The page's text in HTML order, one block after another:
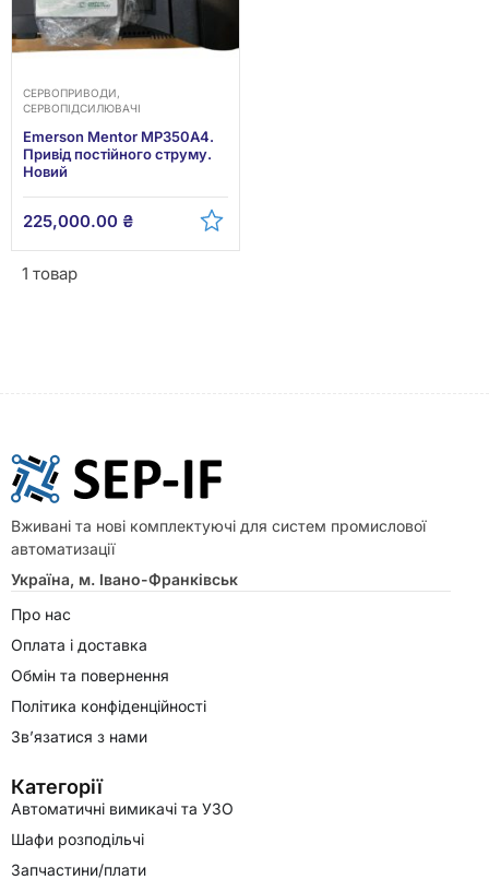
СЕРВОПРИВОДИ,
СЕРВОПІДСИЛЮВАЧІ
Emerson Mentor MP350A4.
Привід постійного струму.
Новий
225,000.00 ₴
1 товар
Вживані та нові комплектуючі для систем промислової
автоматизації
Україна, м. Івано-Франківськ
Про нас
Оплата і доставка
Обмін та повернення
Політика конфіденційності
Зв’язатися з нами
Категорії
Автоматичні вимикачі та УЗО
Шафи розподільчі
Запчастини/плати